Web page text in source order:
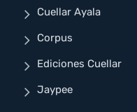
Cuellar Ayala
Corpus
Ediciones Cuellar
Jaypee